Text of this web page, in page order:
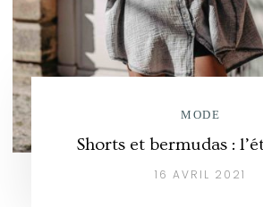
MODE
Shorts et bermudas :
16 AVRIL 2021